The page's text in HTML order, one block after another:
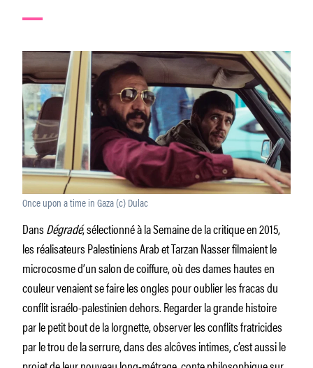
Once upon a time in Gaza (c) Dulac
DansDégradé, sélectionné à la Semaine de la critique en 2015,
les réalisateurs Palestiniens Arab et Tarzan Nasser filmaient le
microcosme d’un salon de coiffure, où des dames hautes en
couleur venaient se faire les ongles pour oublier les fracas du
conflit israélo-palestinien dehors. Regarder la grande histoire
par le petit bout de la lorgnette, observer les conflits fratricides
par le trou de la serrure, dans des alcôves intimes, c’est aussi le